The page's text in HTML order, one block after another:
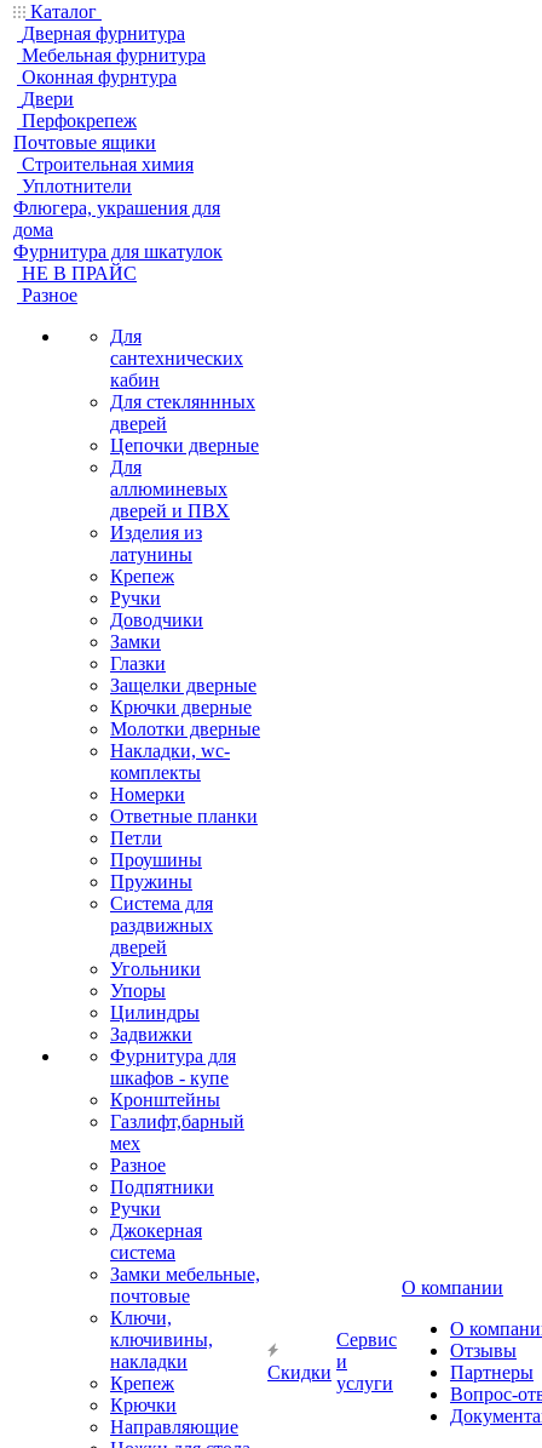
Каталог
Дверная фурнитура
Мебельная фурнитура
Оконная фурнтура
Двери
Перфокрепеж
Почтовые ящики
Строительная химия
Уплотнители
Флюгера, украшения для
дома
Фурнитура для шкатулок
НЕ В ПРАЙС
Разное
Для
сантехнических
кабин
Для стекляннных
дверей
Цепочки дверные
Для
аллюминевых
дверей и ПВХ
Изделия из
латунины
Крепеж
Ручки
Доводчики
Замки
Глазки
Защелки дверные
Крючки дверные
Молотки дверные
Накладки, wc-
комплекты
Номерки
Ответные планки
Петли
Проушины
Пружины
Система для
раздвижных
дверей
Угольники
Упоры
Цилиндры
Задвижки
Фурнитура для
шкафов - купе
Кронштейны
Газлифт,барный
мех
Разное
Подпятники
Ручки
Джокерная
система
Замки мебельные,
почтовые
Ключи,
ключивины,
накладки
Крепеж
Крючки
Направляющие
Скидки
Сервис
и
услуги
О компании
О
Отзывы
Партнеры
Вопрос-